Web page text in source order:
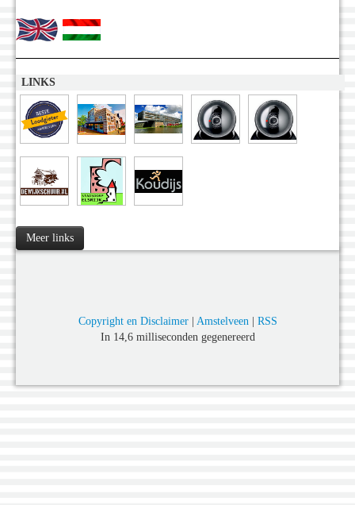
LINKS
Meer links
Copyright en Disclaimer| Amstelveen| RSS
In 14,6 milliseconden gegenereerd